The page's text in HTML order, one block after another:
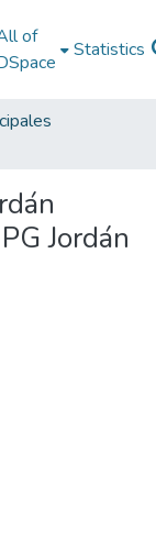
of
Statistics
Jordán